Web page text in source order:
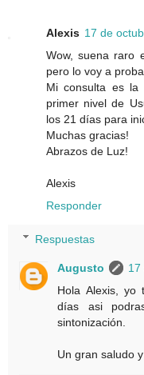
Alexis 17 de
Wow, suena raro
pero lo voy a
Mi consulta es
primer nivel de
los 21 días para
Muchas gracias!
Abrazos de Luz!
Alexis
Responder
Respuestas
Augusto
17
Hola Alexis, yo
días asi
sintonización.
Un gran saludo